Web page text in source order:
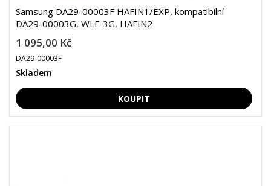
Samsung DA29-00003F HAFIN1/EXP, kompatibilní
DA29-00003G, WLF-3G, HAFIN2
1 095,00 Kč
DA29-00003F
Skladem